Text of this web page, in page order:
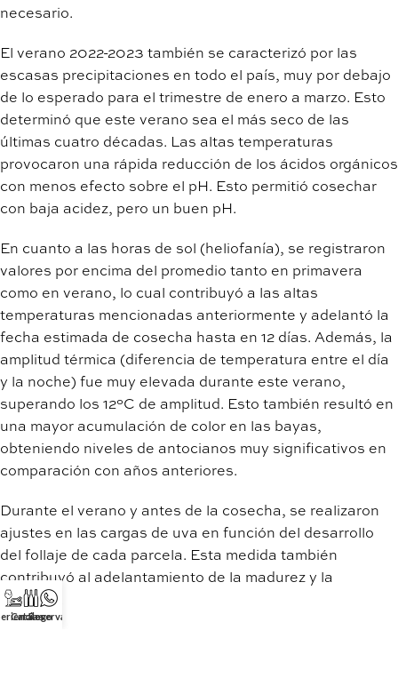
necesario.
El verano 2022-2023 también se caracterizó por las
escasas precipitaciones en todo el país, muy por debajo
de lo esperado para el trimestre de enero a marzo. Esto
determinó que este verano sea el más seco de las
últimas cuatro décadas. Las altas temperaturas
provocaron una rápida reducción de los ácidos orgánicos
con menos efecto sobre el pH. Esto permitió cosechar
con baja acidez, pero un buen pH.
En cuanto a las horas de sol (heliofanía), se registraron
valores por encima del promedio tanto en primavera
como en verano, lo cual contribuyó a las altas
temperaturas mencionadas anteriormente y adelantó la
fecha estimada de cosecha hasta en 12 días. Además, la
amplitud térmica (diferencia de temperatura entre el día
y la noche) fue muy elevada durante este verano,
superando los 12°C de amplitud. Esto también resultó en
una mayor acumulación de color en las bayas,
obteniendo niveles de antocianos muy significativos en
comparación con años anteriores.
Durante el verano y antes de la cosecha, se realizaron
ajustes en las cargas de uva en función del desarrollo
del follaje de cada parcela. Esta medida también
contribuyó al adelantamiento de la madurez y la
cosecha.
Catálogo
Reservar